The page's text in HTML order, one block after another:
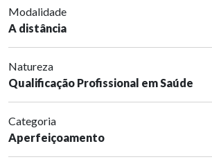
Modalidade
A distância
Natureza
Qualificação Profissional em Saúde
Categoria
Aperfeiçoamento